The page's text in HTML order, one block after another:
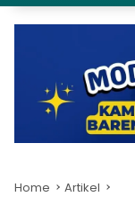
Home Artikel